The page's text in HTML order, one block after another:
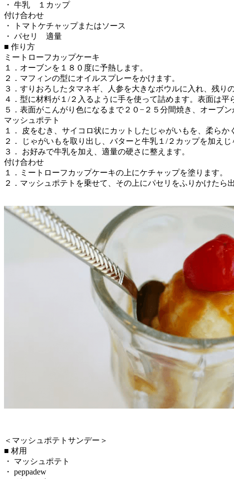
・ 牛乳 １カップ
付け合わせ
・ トマトケチャップまたはソース
・ パセリ 適量
■ 作り方
ミートローフカップケーキ
１．オーブンを１８０度に予熱します。
２．マフィンの型にオイルスプレーをかけます。
３．すりおろしたタマネギ、人参を大きなボウルに入れ、残り
４．型に材料が１/２入るように手を使って詰めます。表面は平
５．表面がこんがり色になるまで２０−２５分間焼き、オーブン
マッシュポテト
１． 皮をむき、サイコロ状にカットしたじゃがいもを、柔らか
２． じゃがいもを取り出し、バターと牛乳１/２カップを加えじ
３． お好みで牛乳を加え、適量の硬さに整えます。
付け合わせ
１．ミートローフカップケーキの上にケチャップを塗ります。
２．マッシュポテトを乗せて、その上にパセリをふりかけたら
＜マッシュポテトサンデー＞
■ 材用
・ マッシュポテト
・ peppadew